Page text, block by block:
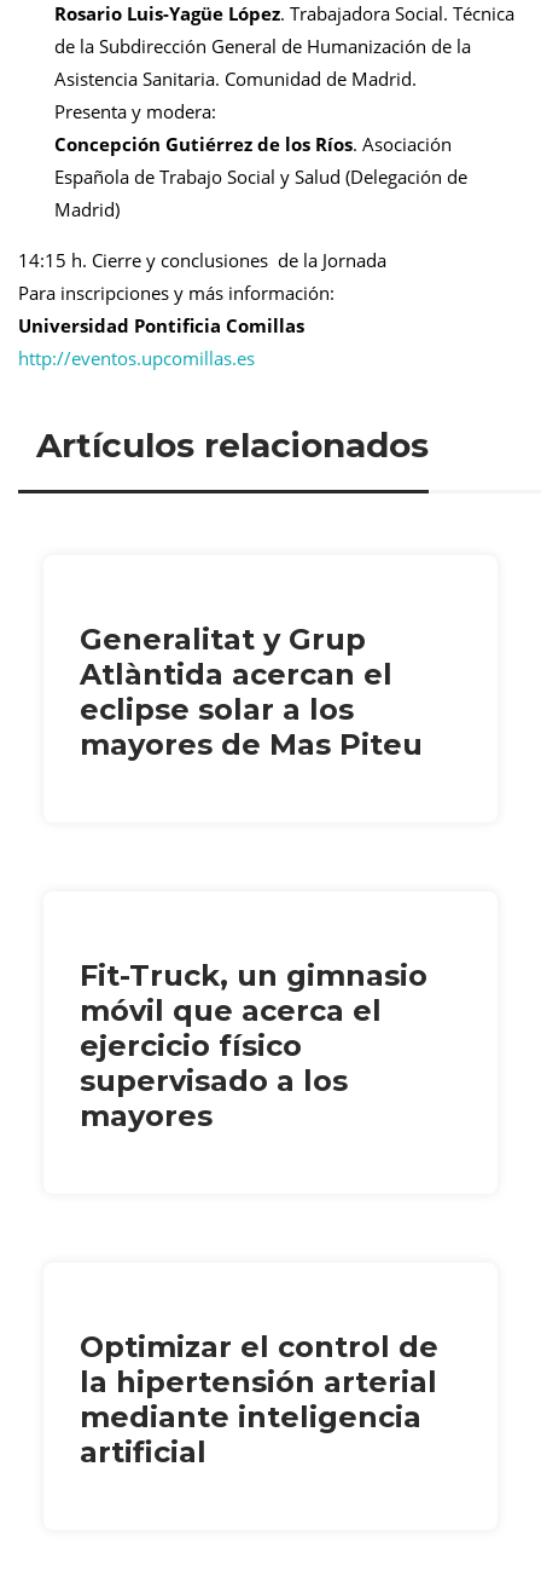
Rosario Luis-Yagüe López. Trabajadora Social. Técnica
de la Subdirección General de Humanización de la
Asistencia Sanitaria. Comunidad de Madrid.
Presenta y modera:
Concepción Gutiérrez de los Ríos. Asociación
Española de Trabajo Social y Salud (Delegación de
Madrid)
14:15 h. Cierre y conclusiones de la Jornada
Para inscripciones y más información:
Universidad Pontificia Comillas
http://eventos.upcomillas.es
Artículos relacionados
Generalitat y Grup
Atlàntida acercan el
eclipse solar a los
mayores de Mas Piteu
Fit-Truck, un gimnasio
móvil que acerca el
ejercicio físico
supervisado a los
mayores
Optimizar el control de
la hipertensión arterial
mediante inteligencia
artificial